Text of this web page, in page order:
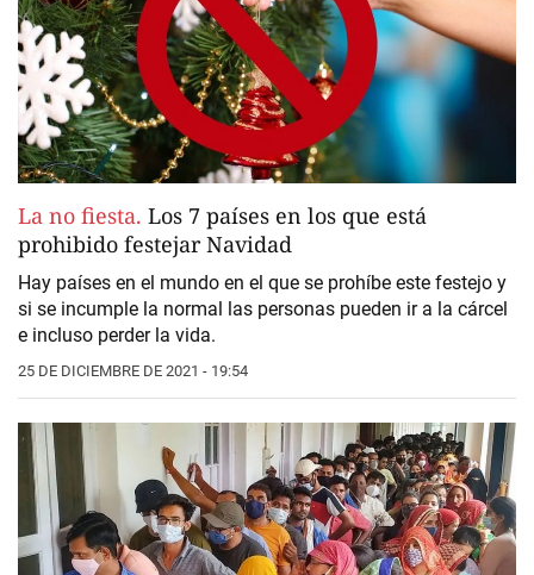
La no fiesta. Los 7 países en los que está
prohibido festejar Navidad
Hay países en el mundo en el que se prohíbe este festejo y
si se incumple la normal las personas pueden ir a la cárcel
e incluso perder la vida.
25 DE DICIEMBRE DE 2021 - 19:54